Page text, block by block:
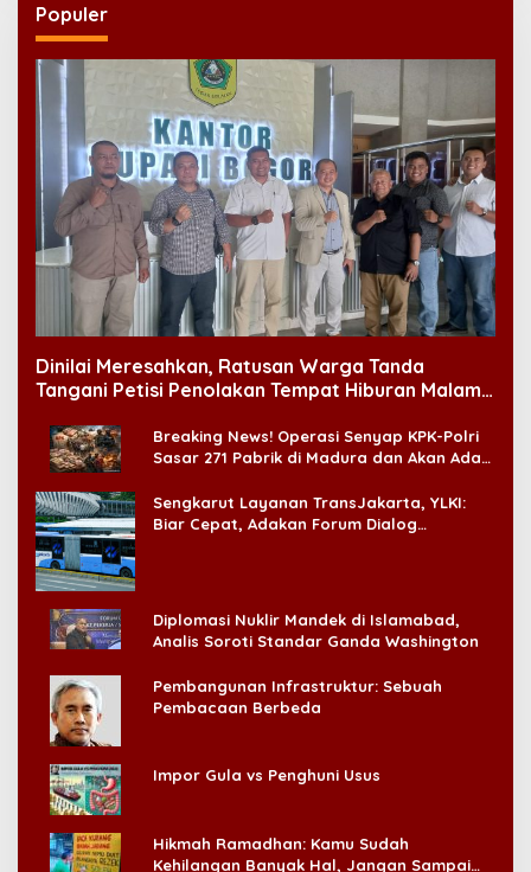
Populer
Dinilai Meresahkan, Ratusan Warga Tanda
Tangani Petisi Penolakan Tempat Hiburan Malam
Breaking News! Operasi Senyap KPK-Polri
Sasar 271 Pabrik di Madura dan Akan Ada
Sengkarut Layanan TransJakarta, YLKI:
Biar Cepat, Adakan Forum Dialog
Diplomasi Nuklir Mandek di Islamabad,
Analis Soroti Standar Ganda Washington
Pembangunan Infrastruktur: Sebuah
Pembacaan Berbeda
Impor Gula vs Penghuni Usus
Hikmah Ramadhan: Kamu Sudah
Kehilangan Banyak Hal, Jangan Sampai